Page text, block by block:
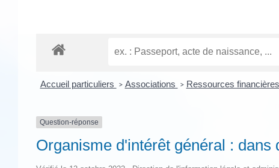
Accueil particuliers > Associations > Ressources
Question-réponse
Organisme d'intérêt général :